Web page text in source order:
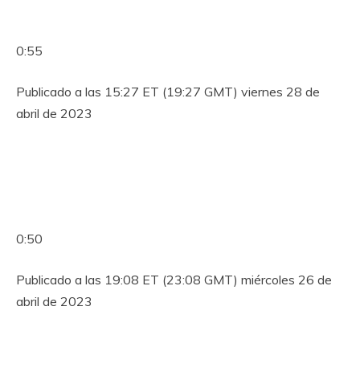
0:55
Publicado a las 15:27 ET (19:27 GMT) viernes 28 de
abril de 2023
0:50
Publicado a las 19:08 ET (23:08 GMT) miércoles 26 de
abril de 2023